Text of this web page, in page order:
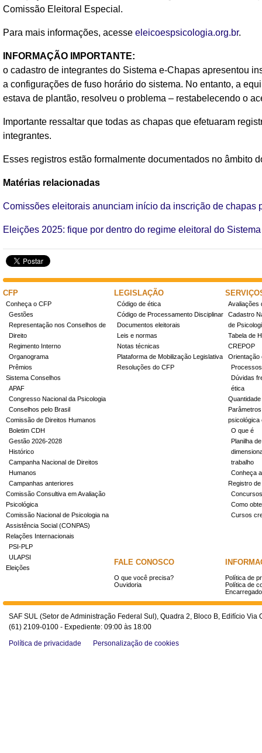
Comissão Eleitoral Especial.
Para mais informações, acesse eleicoespsicologia.org.br.
INFORMAÇÃO IMPORTANTE:
o cadastro de integrantes do Sistema e-Chapas apresentou
a configurações de fuso horário do sistema. No entanto, a
estava de plantão, resolveu o problema – restabelecendo o
Importante ressaltar que todas as chapas que efetuaram
integrantes.
Esses registros estão formalmente documentados no âmbito
Matérias relacionadas
Comissões eleitorais anunciam início da inscrição de
Eleições 2025: fique por dentro do regime eleitoral do
CFP
Conheça o CFP
Gestões
Representação nos Conselhos de
Direito
Regimento Interno
Organograma
Prêmios
Sistema Conselhos
APAF
Congresso Nacional da Psicologia
Conselhos pelo Brasil
Comissão de Direitos Humanos
Boletim CDH
Gestão 2026-2028
Histórico
Campanha Nacional de Direitos
Humanos
Campanhas anteriores
Comissão Consultiva em Avaliação
Psicológica
Comissão Nacional de Psicologia na
Assistência Social (CONPAS)
Relações Internacionais
PSI-PLP
ULAPSI
Eleições
LEGISLAÇÃO
Código de ética
Código de Processamento Disciplinar
Documentos eleitorais
Leis e normas
Notas técnicas
Plataforma de Mobilização Legislativa
Resoluções do CFP
Avaliações
Cadastro
de
Tabela de
CREPOP
Orientação
Dúvidas
ética
psicológica
O que é
Planilha
trabalho
Conheça
Registro
Concursos
Como
Cursos
FALE CONOSCO
O que você precisa?
Ouvidoria
Política de
Política de
SAF SUL (Setor de Administração Federal Sul), Quadra 2, Bloco B, Edifício
(61) 2109-0100 - Expediente: 09:00 às 18:00
Política de privacidade
Personalização de cookies